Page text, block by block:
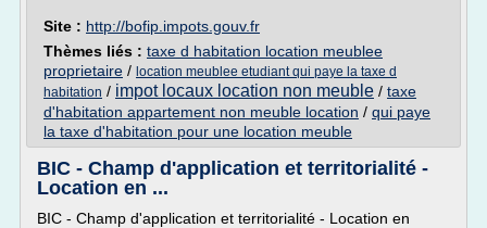
Site : http://bofip.impots.gouv.fr
Thèmes liés : taxe d habitation location meublee
proprietaire / location meublee etudiant qui paye la taxe d
habitation / impot locaux location non meuble / taxe
d'habitation appartement non meuble location / qui paye
la taxe d'habitation pour une location meuble
BIC - Champ d'application et territorialité -
Location en ...
BIC - Champ d'application et territorialité - Location en